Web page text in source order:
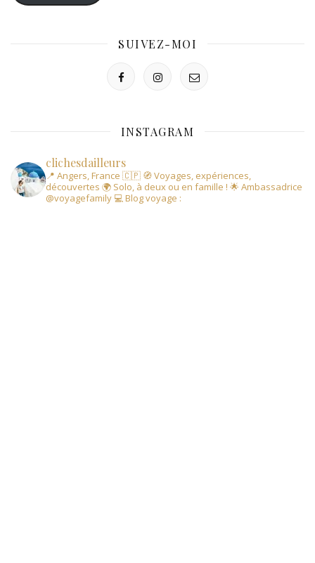
SUIVEZ-MOI
INSTAGRAM
clichesdailleurs
📍 Angers, France 🇨🇵 🧭 Voyages, expériences,
découvertes 🌍 Solo, à deux ou en famille ! 🌟 Ambassadrice
@voyagefamily 💻 Blog voyage :